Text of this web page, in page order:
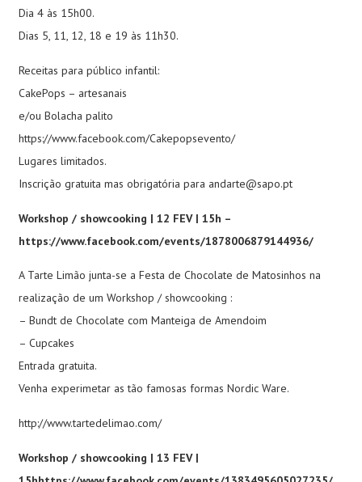
Dia 4 às 15h00.
Dias 5, 11, 12, 18 e 19 às 11h30.
Receitas para público infantil:
CakePops – artesanais
e/ou Bolacha palito
https://www.facebook.com/Cakepopsevento/
Lugares limitados.
Inscrição gratuita mas obrigatória para andarte@sapo.pt
Workshop / showcooking | 12 FEV | 15h –
https://www.facebook.com/events/1878006879144936/
A Tarte Limão junta-se a Festa de Chocolate de Matosinhos na
realização de um Workshop / showcooking :
– Bundt de Chocolate com Manteiga de Amendoim
– Cupcakes
Entrada gratuita.
Venha experimetar as tão famosas formas Nordic Ware.
http://www.tartedelimao.com/
Workshop / showcooking | 13 FEV |